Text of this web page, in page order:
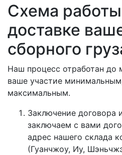
Схема
доставке
сборного
Наш процесс отработан до
ваше участие
максимальным.
Заключение договора
заключаем с вами
адрес нашего склада
(Гуанчжоу, Иу,